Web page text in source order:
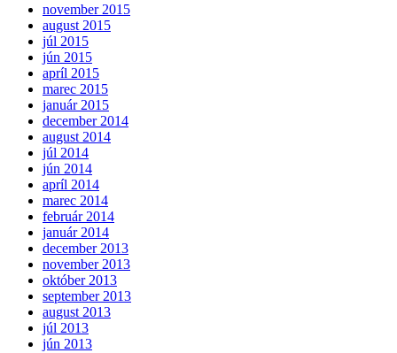
november 2015
august 2015
júl 2015
jún 2015
apríl 2015
marec 2015
január 2015
december 2014
august 2014
júl 2014
jún 2014
apríl 2014
marec 2014
február 2014
január 2014
december 2013
november 2013
október 2013
september 2013
august 2013
júl 2013
jún 2013